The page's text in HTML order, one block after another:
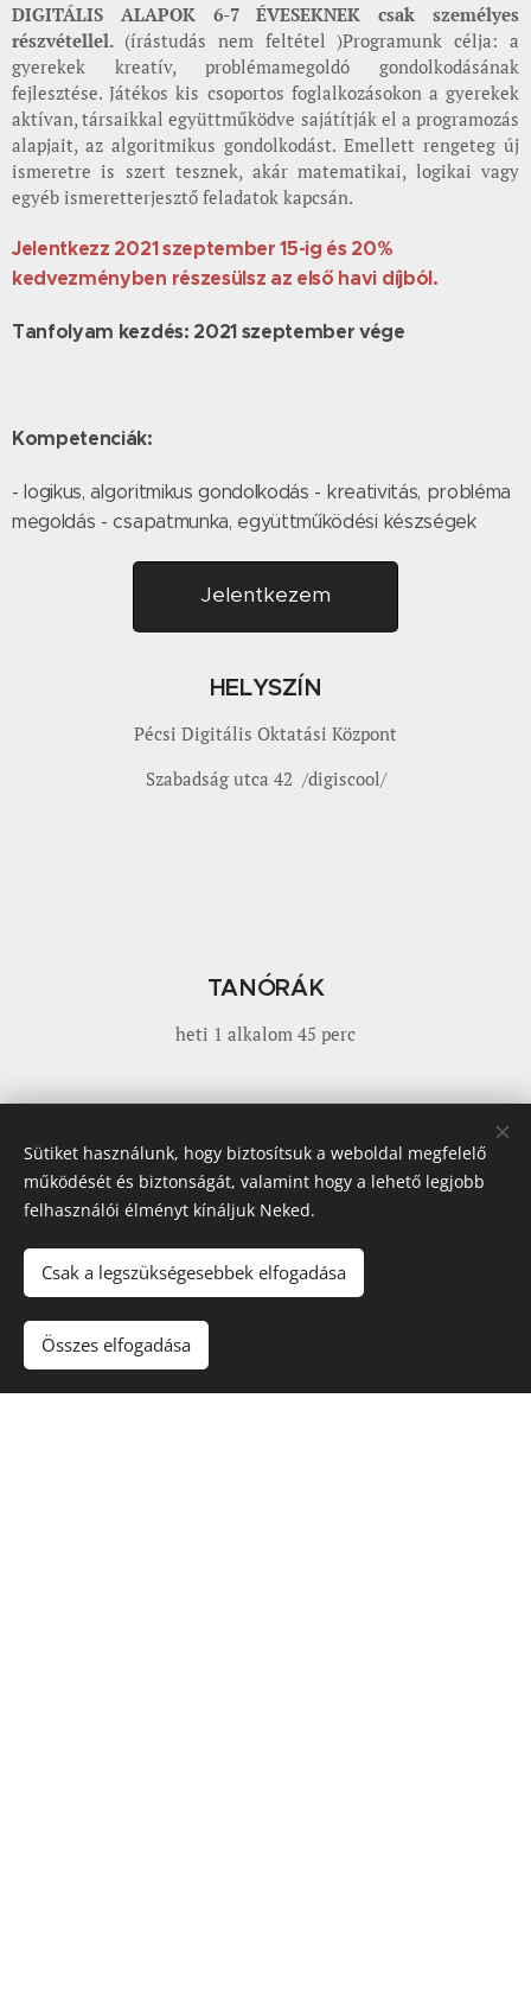
DIGITÁLIS ALAPOK 6-7 ÉVESEKNEK csak személyes
részvétellel. (írástudás nem feltétel )Programunk célja: a
gyerekek kreatív, problémamegoldó gondolkodásának
fejlesztése. Játékos kis csoportos foglalkozásokon a gyerekek
aktívan, társaikkal együttműködve sajátítják el a programozás
alapjait, az algoritmikus gondolkodást. Emellett rengeteg új
ismeretre is szert tesznek, akár matematikai, logikai vagy
egyéb ismeretterjesztő feladatok kapcsán.
Jelentkezz 2021 szeptember 15-ig és 20%
kedvezményben részesülsz az első havi díjból.
Tanfolyam kezdés: 2021 szeptember vége
Kompetenciák:
- logikus, algoritmikus gondolkodás - kreativitás, probléma
megoldás - csapatmunka, együttműködési készségek
Jelentkezem
HELYSZÍN
Pécsi Digitális Oktatási Központ
Szabadság utca 42 /digiscool/
TANÓRÁK
heti 1 alkalom 45 perc
max 5 fő
KOROSZTÁLY
Sütiket használunk, hogy biztosítsuk a weboldal megfelelő
működését és biztonságát, valamint hogy a lehető legjobb
felhasználói élményt kínáljuk Neked.
Csak a legszükségesebbek elfogadása
Összes elfogadása